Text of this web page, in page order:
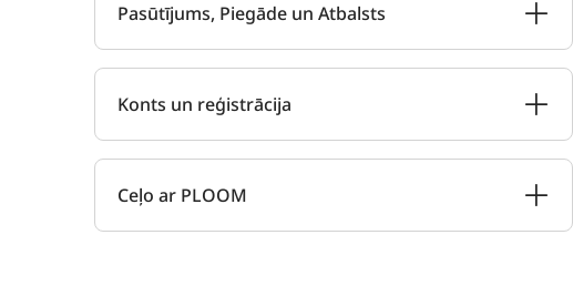
Pasūtījums, Piegāde un Atbalsts
Konts un reģistrācija
Ceļo ar PLOOM